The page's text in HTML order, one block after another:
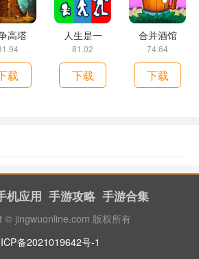
高塔
载
人生是一
81.02
下载
合并酒馆
74.64
下载
机应用 手游攻略 手游合集
© jingwuonline.com 版权所有
备2021019642号-1